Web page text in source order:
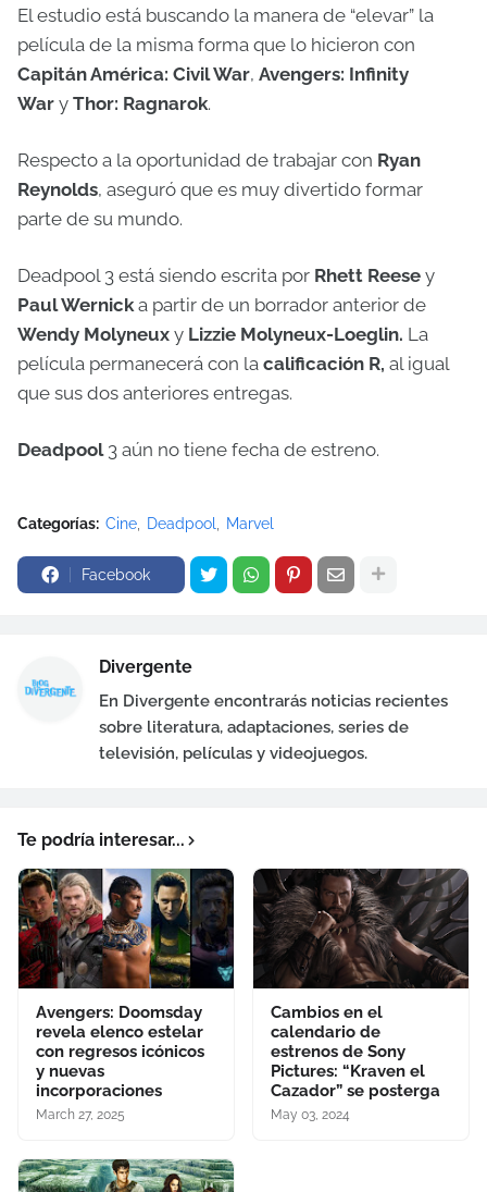
El estudio está buscando la manera de “elevar” la
película de la misma forma que lo hicieron con
Capitán América: Civil War, Avengers: Infinity
War y Thor: Ragnarok.
Respecto a la oportunidad de trabajar con Ryan
Reynolds, aseguró que es muy divertido formar
parte de su mundo.
Deadpool 3 está siendo escrita por Rhett Reese y
Paul Wernick a partir de un borrador anterior de
Wendy Molyneux y Lizzie Molyneux-Loeglin. La
película permanecerá con la calificación R, al igual
que sus dos anteriores entregas.
Deadpool3 aún no tiene fecha de estreno.
Categorías: Cine Deadpool Marvel
Facebook
Divergente
En Divergente encontrarás noticias recientes
sobre literatura, adaptaciones, series de
televisión, películas y videojuegos.
Te podría interesar...
Avengers: Doomsday
revela elenco estelar
con regresos icónicos
y nuevas
incorporaciones
March 27, 2025
Cambios en el
calendario de
estrenos de Sony
Pictures: “Kraven el
Cazador” se posterga
May 03, 2024